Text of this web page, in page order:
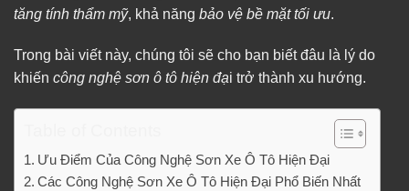
tăng tính thẩm mỹ, khả năng bảo vệ bề mặt tối ưu.
Trong bài viết này, chúng tôi sẽ cho bạn biết đâu là lý do
khiến công nghệ sơn ô tô hiện đại trở thành xu hướng.
Ưu Điểm Của Công Nghệ Sơn Xe Ô Tô Hiện Đại
Các Công Nghệ Sơn Xe Ô Tô Hiện Đại Phổ Biến Nhất